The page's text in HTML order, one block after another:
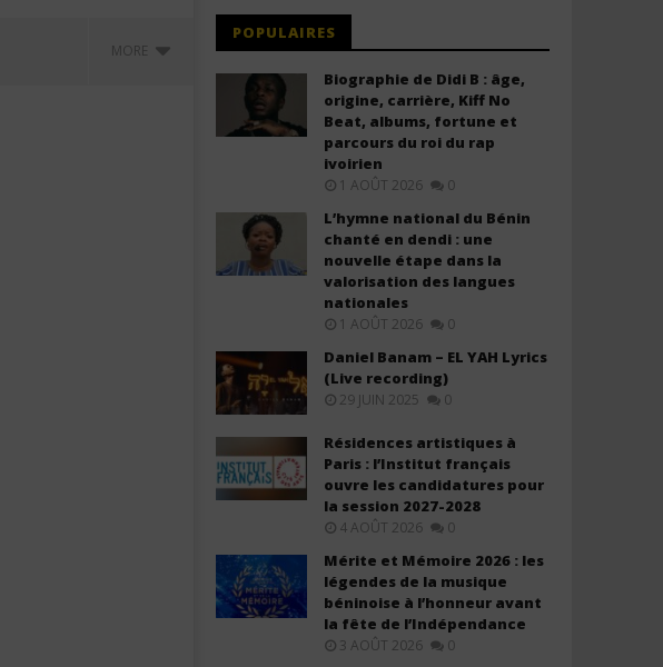
MORE
Davido – Zanzibar (Lyrics &
Traduction)
décembre
Stone
Everybody (Lyrics &
POPULAIRES
Biographie de Didi B : âge,
origine, carrière, Kiff No
Beat, albums, fortune et
parcours du roi du rap
ivoirien
1 AOÛT 2026 0
L’hymne national du Bénin
chanté en dendi : une
nouvelle étape dans la
valorisation des langues
nationales
1 AOÛT 2026 0
Daniel Banam – EL YAH Lyrics
(Live recording)
29 JUIN 2025 0
Résidences artistiques à
Paris : l’Institut français
ouvre les candidatures pour
la session 2027-2028
4 AOÛT 2026 0
Mérite et Mémoire 2026 : les
légendes de la musique
béninoise à l’honneur avant
la fête de l’Indépendance
3 AOÛT 2026 0